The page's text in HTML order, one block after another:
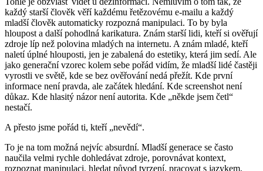
každý starší člověk věří každému řetězovému e-mailu a každý
mladší člověk automaticky rozpozná manipulaci. To by byla
hloupost a další pohodlná karikatura. Znám starší lidi, kteří si ověřují
zdroje líp než polovina mladých na internetu. A znám mladé, kteří
naletí úplné hlouposti, jen je zabalená do estetiky, která jim sedí. Ale
jako generační vzorec kolem sebe pořád vidím, že mladší lidé častěji
vyrostli ve světě, kde se bez ověřování nedá přežít. Kde první
informace není pravda, ale začátek hledání. Kde screenshot není
důkaz. Kde hlasitý názor není autorita. Kde „někde jsem četl“
nestačí.
A přesto jsme pořád ti, kteří „nevědí“.
To je na tom možná nejvíc absurdní. Mladší generace se často
naučila velmi rychle dohledávat zdroje, porovnávat kontext,
rozpoznat manipulaci, hledat původ tvrzení, pracovat s jazykem,